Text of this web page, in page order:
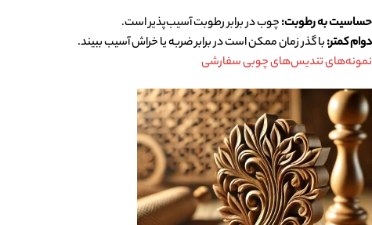
حساسیت به رطوبت:چوب در برابر رطوبت آسیب‌پذیر است.
دوام کمتر:با گذر زمان ممکن است در برابر ضربه یا خراش آسیب ببیند.
نمونه‌های تندیس‌های چوبی سفارشی